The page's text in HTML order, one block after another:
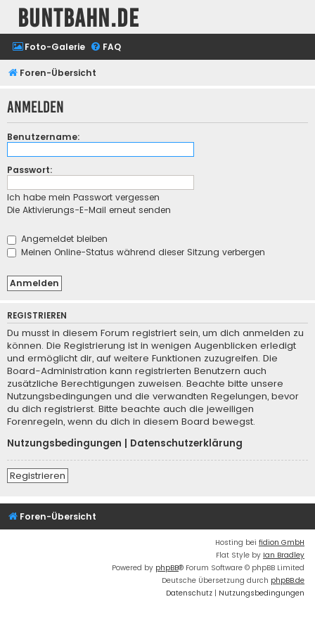
buntbahn.de
Foto-Galerie FAQ
Foren-Übersicht
Anmelden
Benutzername:
Passwort:
Ich habe mein Passwort vergessen
Die Aktivierungs-E-Mail erneut senden
Angemeldet bleiben
Meinen Online-Status während dieser Sitzung verbergen
REGISTRIEREN
Du musst in diesem Forum registriert sein, um dich anmelden zu
können. Die Registrierung ist in wenigen Augenblicken erledigt
und ermöglicht dir, auf weitere Funktionen zuzugreifen. Die
Board-Administration kann registrierten Benutzern auch
zusätzliche Berechtigungen zuweisen. Beachte bitte unsere
Nutzungsbedingungen und die verwandten Regelungen, bevor
du dich registrierst. Bitte beachte auch die jeweiligen
Forenregeln, wenn du dich in diesem Board bewegst.
Nutzungsbedingungen
Datenschutzerklärung
Registrieren
Foren-Übersicht
Hosting bei fidion GmbH
Flat Style by Ian Bradley
Powered by phpBB® Forum Software © phpBB Limited
Deutsche Übersetzung durch phpBB.de
Datenschutz | Nutzungsbedingungen